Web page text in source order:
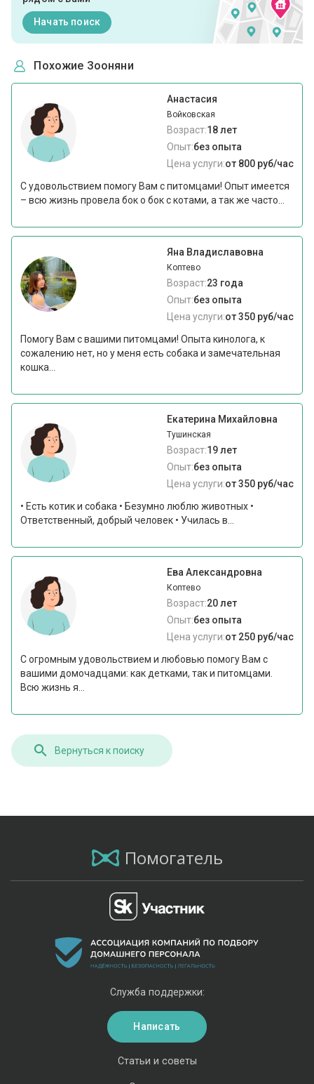
Начать поиск
Похожие Зооняни
Анастасия
Войковская
Возраст:18 лет
Опыт:без опыта
Цена услуги:от 800 руб/час
С удовольствием помогу Вам с питомцами! Опыт имеется
– всю жизнь провела бок о бок с котами, а так же часто...
Яна Владиславовна
Коптево
Возраст:23 года
Опыт:без опыта
Цена услуги:от 350 руб/час
Помогу Вам с вашими питомцами! Опыта кинолога, к
сожалению нет, но у меня есть собака и замечательная
кошка...
Екатерина Михайловна
Тушинская
Возраст:19 лет
Опыт:без опыта
Цена услуги:от 350 руб/час
• Есть котик и собака • Безумно люблю животных •
Ответственный, добрый человек • Училась в...
Ева Александровна
Коптево
Возраст:20 лет
Опыт:без опыта
Цена услуги:от 250 руб/час
С огромным удовольствием и любовью помогу Вам с
вашими домочадцами: как детками, так и питомцами.
Всю жизнь я...
Вернуться к поиску
Помогатель
Статьи и советы
Служба поддержки:
Написать